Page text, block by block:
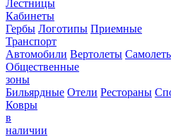
Лестницы
Кабинеты
Гербы Логотипы Приемные
Транспорт
Автомобили Вертолеты
Общественные
зоны
Бильярдные Отели Рестораны
Ковры
в
наличии